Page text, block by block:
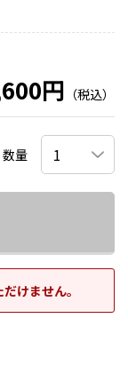
円 （税込）
数量
けません。